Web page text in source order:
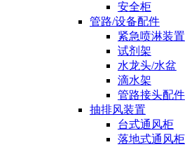
安全柜
管路/设备配件
紧急喷淋装置
试剂架
水龙头/水盆
滴水架
管路接头配件
抽排风装置
台式通风柜
落地式通风柜